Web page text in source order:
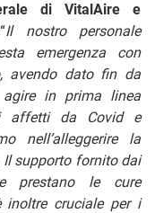
di VitalAire e
Il nostro personale
emergenza con
avendo dato fin da
in prima linea
affetti da Covid e
nell’alleggerire la
Il supporto fornito dai
prestano le cure
inoltre cruciale per i